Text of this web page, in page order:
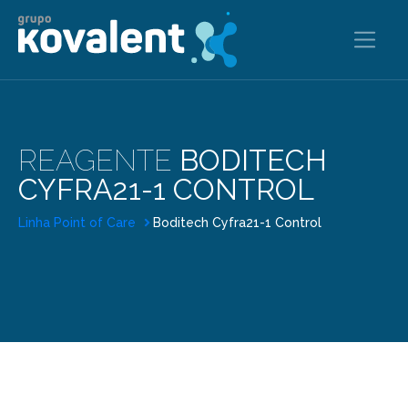
REAGENTE BODITECH
CYFRA21-1 CONTROL
Linha Point of Care Boditech Cyfra21-1 Control